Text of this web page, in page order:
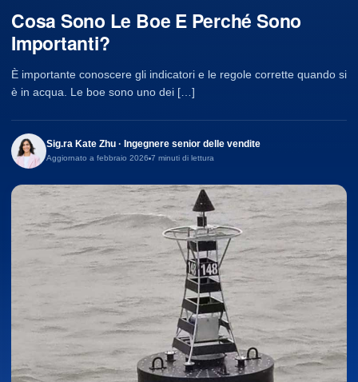
Cosa Sono Le Boe E Perché Sono
Importanti?
È importante conoscere gli indicatori e le regole corrette quando si
è in acqua. Le boe sono uno dei […]
Sig.ra Kate Zhu · Ingegnere senior delle vendite
Aggiornato a febbraio 2026 7 minuti di lettura